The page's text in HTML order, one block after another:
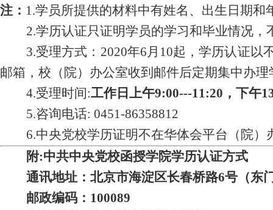
注： 1.学员所提供的材料中有姓名、出生日期
2.学历认证只证明学员的学习和毕业情况，
3.受理方式：2020年6月10起，学历认证
邮箱，校（院）办公室收到邮件后定期集中办
4.受理时间:工作日上午9:00---11:20，下午
5.咨询电话: 0451-86358812
6.中央党校学历证明不在华体会平台（院
附:中共中央党校函授学院学历认证方式
通讯地址：北京市海淀区长春桥路6号（东
邮政编码： 100089